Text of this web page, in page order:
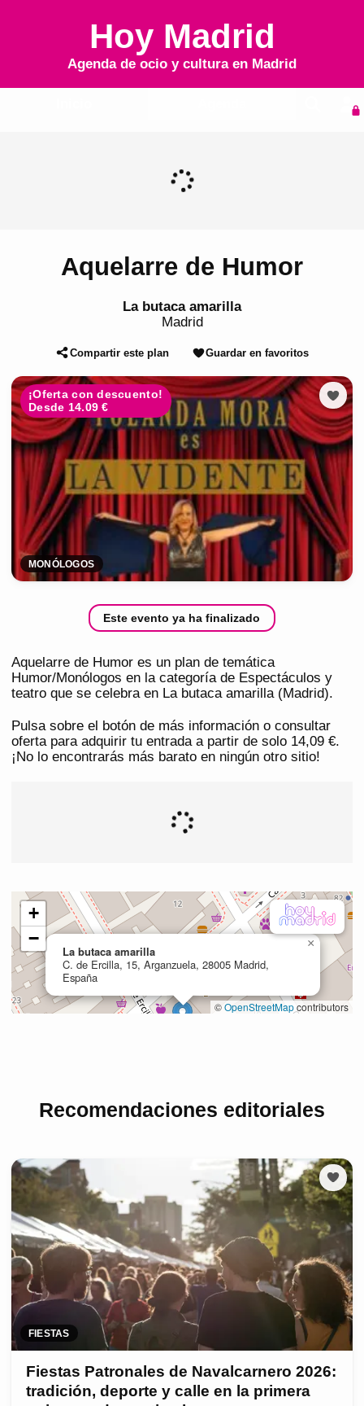
Hoy Madrid
Agenda de ocio y cultura en Madrid
Aquelarre de Humor
La butaca amarilla
Madrid
Compartir este plan Guardar en favoritos
¡Oferta con descuento!
Desde 14.09 €
MONÓLOGOS
Este evento ya ha finalizado
Aquelarre de Humor es un plan de temática
Humor/Monólogos en la categoría de Espectáculos y
teatro que se celebra en La butaca amarilla (Madrid).
Pulsa sobre el botón de más información o consultar
oferta para adquirir tu entrada a partir de solo 14,09 €.
¡No lo encontrarás más barato en ningún otro sitio!
Recomendaciones editoriales
FIESTAS
Fiestas Patronales de Navalcarnero 2026:
tradición, deporte y calle en la primera